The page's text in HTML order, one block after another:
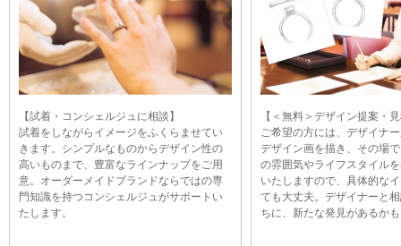
【試着・コンシェルジュに相談】
試着をしながらイメージをふくらませてい
きます。シンプルなものからデザイン性の
高いものまで、豊富なラインナップをご用
意。オーダーメイドブランドならではの専
門知識を持つコンシェルジュがサポートい
たします。
【＜無料＞デザイン提案・
ご希望の方には、デザイナ
デザイン画を描き、その場
の雰囲気やライフスタイル
いたしますので、具体的な
ても大丈夫。デザイナーと
ちに、新たな発見があるか